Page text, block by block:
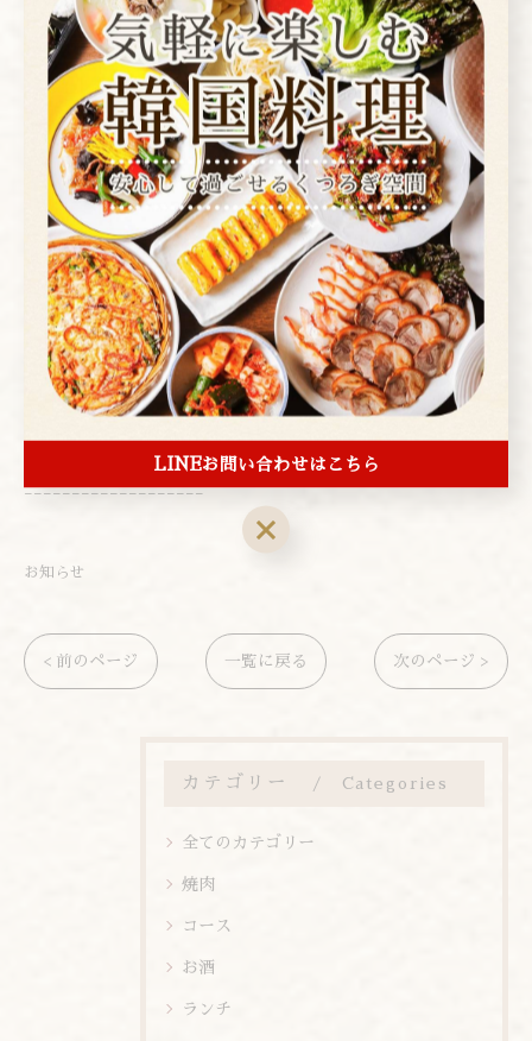
▼you tubeお店紹介はこちら▼
www.youtube.com/watch?v=S2l0PRsM6xA
▼instagram▼
www.instagram.com/arenmoku/?hl=ja
---------------------------------------------------
-------------------
アレンモク
東京都台東区上野２丁目１−４
電話番号:03-3839-1472
---------------------------------------------------
-------------------
お知らせ
< 前のページ 一覧に戻る 次のページ >
カテゴリー Categories
全てのカテゴリー
焼肉
コース
お酒
ランチ
LINEお問い合わせはこちら